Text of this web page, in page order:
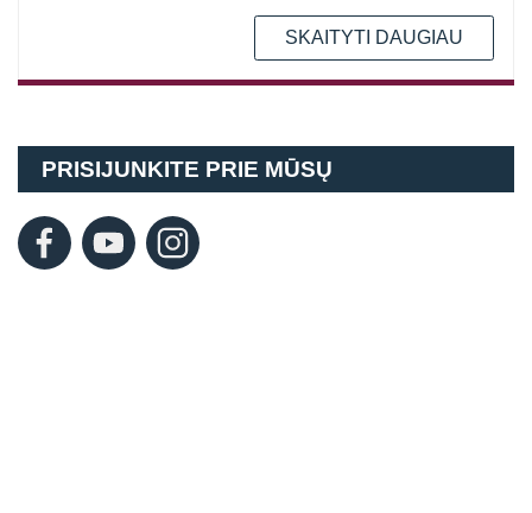
SKAITYTI DAUGIAU
PRISIJUNKITE PRIE MŪSŲ